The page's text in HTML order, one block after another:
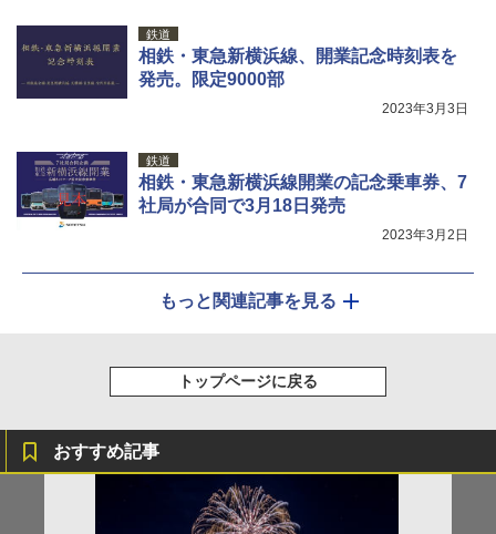
鉄道
相鉄・東急新横浜線、開業記念時刻表を
発売。限定9000部
2023年3月3日
鉄道
相鉄・東急新横浜線開業の記念乗車券、7
社局が合同で3月18日発売
2023年3月2日
もっと関連記事を見る
トップページに戻る
おすすめ記事